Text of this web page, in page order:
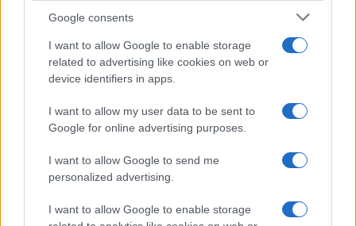
Google consents
I want to allow Google to enable storage
related to advertising like cookies on web or
device identifiers in apps.
I want to allow my user data to be sent to
Google for online advertising purposes.
I want to allow Google to send me
personalized advertising.
I want to allow Google to enable storage